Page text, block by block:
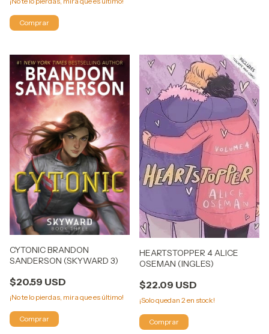
CYTONIC BRANDON
SANDERSON (SKYWARD 3)
$20.59 USD
¡No te lo pierdas, mira que es último!
HEARTSTOPPER 4 ALICE
OSEMAN (INGLES)
$22.09 USD
¡Solo quedan 2en stock!